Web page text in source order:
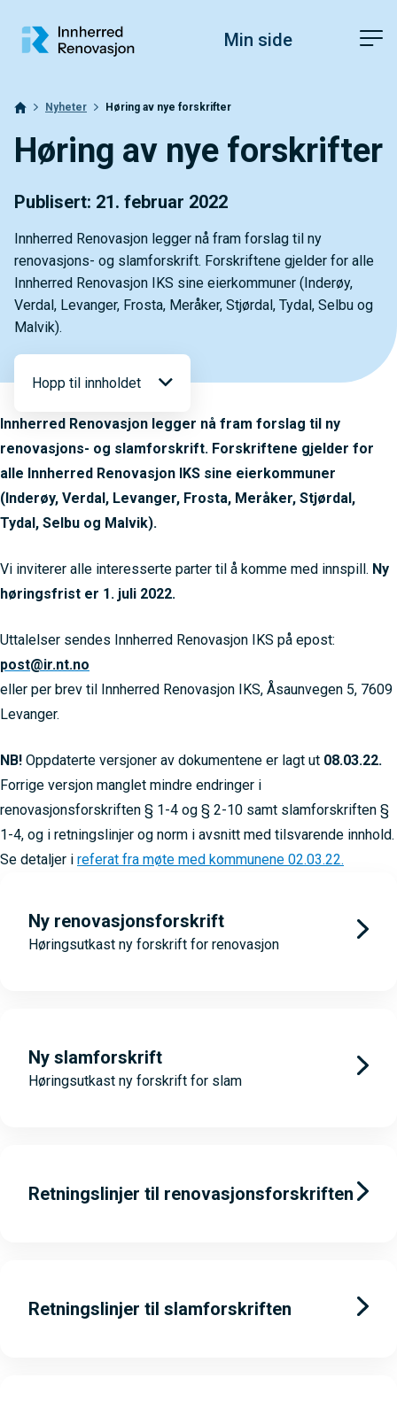
PC: Press ned CTRL og klikk på + (pluss) for å forstørre eller -
Min side
Nyheter Høring av nye forskrifter
Høring av nye forskrifter
Publisert: 21. februar 2022
Innherred Renovasjon legger nå fram forslag til ny
renovasjons- og slamforskrift. Forskriftene gjelder for alle
Innherred Renovasjon IKS sine eierkommuner (Inderøy,
Verdal, Levanger, Frosta, Meråker, Stjørdal, Tydal, Selbu og
Malvik).
Hopp til innholdet
Innherred Renovasjon legger nå fram forslag til ny
renovasjons- og slamforskrift. Forskriftene gjelder for
alle Innherred Renovasjon IKS sine eierkommuner
(Inderøy, Verdal, Levanger, Frosta, Meråker, Stjørdal,
Tydal, Selbu og Malvik).
Vi inviterer alle interesserte parter til å komme med innspill. Ny
høringsfrist er 1. juli 2022.
Uttalelser sendes Innherred Renovasjon IKS på epost:
post@ir.nt.no
eller per brev til Innherred Renovasjon IKS, Åsaunvegen 5, 7609
Levanger.
NB! Oppdaterte versjoner av dokumentene er lagt ut 08.03.22.
Forrige versjon manglet mindre endringer i
renovasjonsforskriften § 1-4 og § 2-10 samt slamforskriften §
1-4, og i retningslinjer og norm i avsnitt med tilsvarende innhold.
Se detaljer i referat fra møte med kommunene 02.03.22.
Ny renovasjonsforskrift
Høringsutkast ny forskrift for renovasjon
Ny slamforskrift
Høringsutkast ny forskrift for slam
Retningslinjer til renovasjonsforskriften
Retningslinjer til slamforskriften